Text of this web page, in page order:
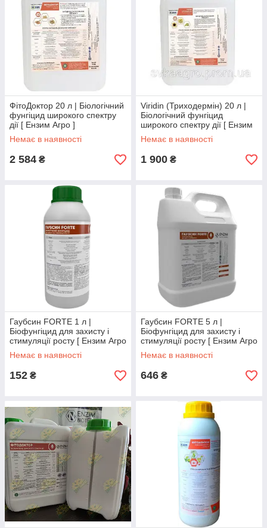
ФітоДоктор 20 л | Біологічний
фунгіцид широкого спектру
дії [ Ензим Агро ]
Немає в наявності
2 584 ₴
Viridin (Триходермін) 20 л |
Біологічний фунгіцид
широкого спектру дії [ Ензим
Агро ]
Немає в наявності
1 900 ₴
Гаубсин FORTE 1 л |
Біофунгіцид для захисту і
стимуляції росту [ Ензим Агро
]Немає в наявності
152 ₴
Гаубсин FORTE 5 л |
Біофунгіцид для захисту і
стимуляції росту [ Ензим Агро
]Немає в наявності
646 ₴